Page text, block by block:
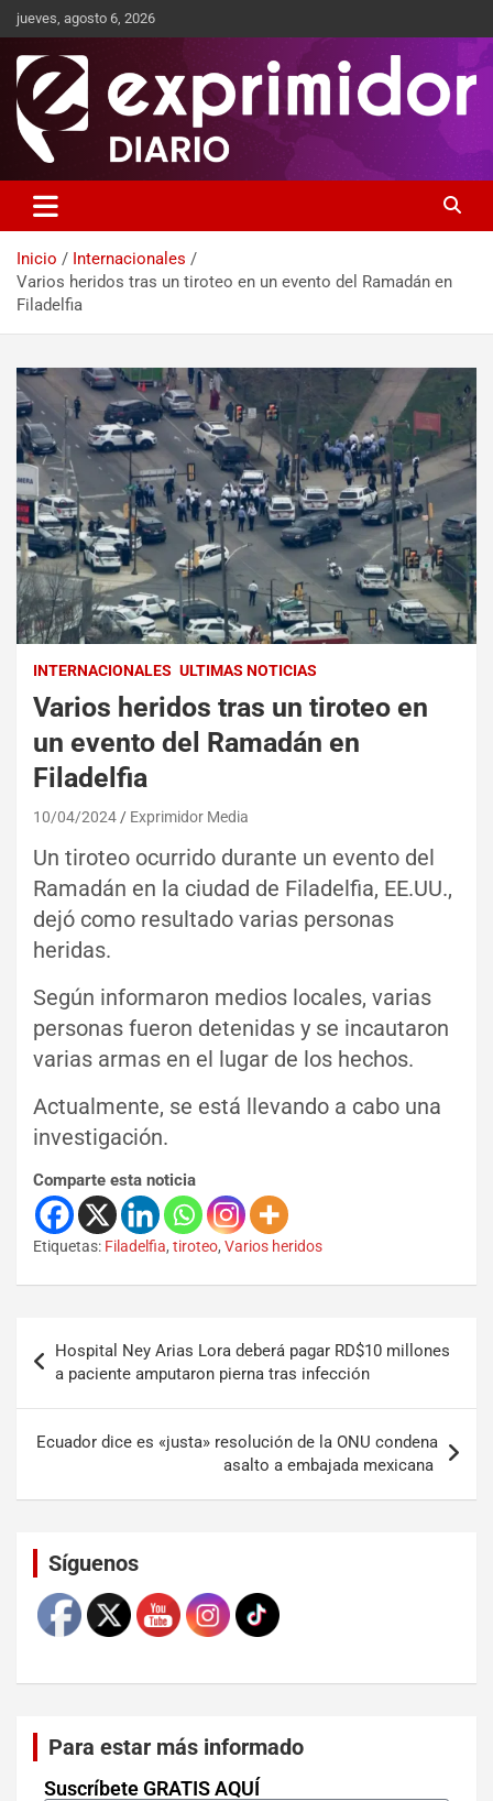
jueves, agosto 6, 2026
Exprimidor media
Inicio
Internacionales
Varios heridos tras un tiroteo en un evento del Ramadán en
Filadelfia
INTERNACIONALES ULTIMAS NOTICIAS
Varios heridos tras un tiroteo en
un evento del Ramadán en
Filadelfia
10/04/2024 Exprimidor Media
Un tiroteo ocurrido durante un evento del
Ramadán en la ciudad de Filadelfia, EE.UU.,
dejó como resultado varias personas
heridas.
Según informaron medios locales, varias
personas fueron detenidas y se incautaron
varias armas en el lugar de los hechos.
Actualmente, se está llevando a cabo una
investigación.
Comparte esta noticia
Etiquetas: Filadelfia, tiroteo, Varios heridos
Hospital Ney Arias Lora deberá pagar RD$10 millones
a paciente amputaron pierna tras infección
Ecuador dice es «justa» resolución de la ONU condena
asalto a embajada mexicana
Síguenos
Para estar más informado
Suscríbete GRATIS AQUÍ